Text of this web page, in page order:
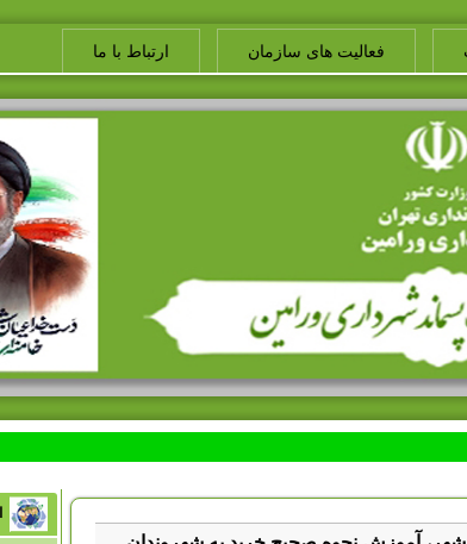
فعالیت های سازمان ارتباط با ما